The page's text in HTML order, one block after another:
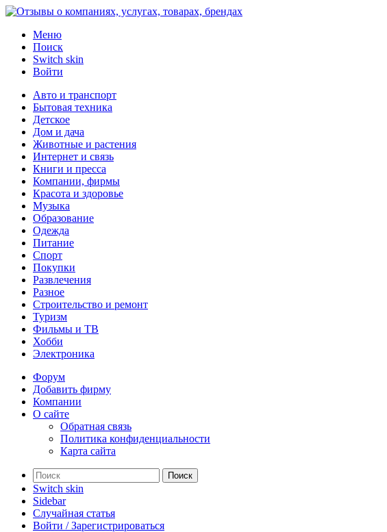
Меню
Поиск
Switch skin
Войти
Авто и транспорт
Бытовая техника
Детское
Дом и дача
Животные и растения
Интернет и связь
Книги и пресса
Компании, фирмы
Красота и здоровье
Музыка
Образование
Одежда
Питание
Спорт
Покупки
Развлечения
Разное
Строительство и ремонт
Туризм
Фильмы и ТВ
Хобби
Электроника
Форум
Добавить фирму
Компании
О сайте
Обратная связь
Политика конфиденциальности
Карта сайта
Поиск
Switch skin
Sidebar
Случайная статья
Войти / Зарегистрироваться